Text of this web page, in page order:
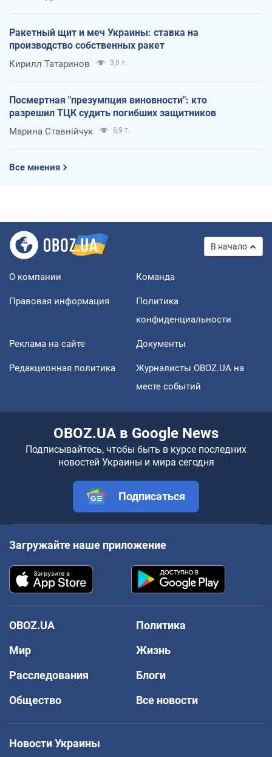
Ракетный щит и меч Украины: ставка на
производство собственных ракет
Кирилл Татаринов 3,0 т.
Посмертная "презумпция виновности": кто
разрешил ТЦК судить погибших защитников
Марина Ставнійчук 6,9 т.
Все мнения
В начало
О компании Команда
Правовая информация
Политика
конфиденциальности
Реклама на сайте Документы
Редакционная политика
Журналисты OBOZ.UA на
месте событий
OBOZ.UA в Google News
Подписывайтесь, чтобы быть в курсе последних
новостей Украины и мира сегодня
Подписаться
Загружайте наше приложение
OBOZ.UA
Политика
Мир
Жизнь
Расследования
Блоги
Общество
Все новости
Новости Украины